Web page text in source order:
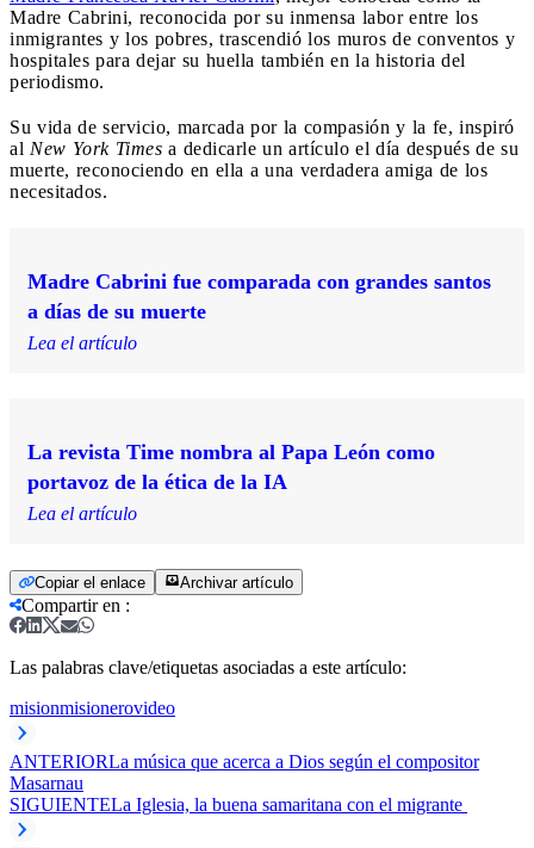
Madre Cabrini, reconocida por su inmensa labor entre los
inmigrantes y los pobres, trascendió los muros de conventos y
hospitales para dejar su huella también en la historia del
periodismo.
Su vida de servicio, marcada por la compasión y la fe, inspiró
al New York Times a dedicarle un artículo el día después de su
muerte, reconociendo en ella a una verdadera amiga de los
necesitados.
Madre Cabrini fue comparada con grandes santos
a días de su muerte
Lea el artículo
La revista Time nombra al Papa León como
portavoz de la ética de la IA
Lea el artículo
Copiar el enlace Archivar artículo
Compartir en :
Las palabras clave/etiquetas asociadas a este artículo:
misionmisionerovideo
ANTERIORLa música que acerca a Dios según el compositor
Masarnau
SIGUIENTELa Iglesia, la buena samaritana con el migrante